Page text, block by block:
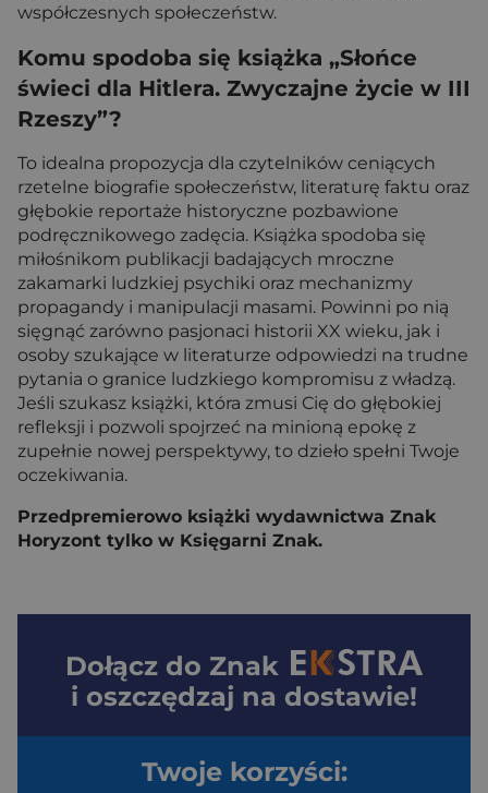
współczesnych społeczeństw.
Komu spodoba się książka „Słońce
świeci dla Hitlera. Zwyczajne życie w III
Rzeszy”?
To idealna propozycja dla czytelników ceniących
rzetelne biografie społeczeństw, literaturę faktu oraz
głębokie reportaże historyczne pozbawione
podręcznikowego zadęcia. Książka spodoba się
miłośnikom publikacji badających mroczne
zakamarki ludzkiej psychiki oraz mechanizmy
propagandy i manipulacji masami. Powinni po nią
sięgnąć zarówno pasjonaci historii XX wieku, jak i
osoby szukające w literaturze odpowiedzi na trudne
pytania o granice ludzkiego kompromisu z władzą.
Jeśli szukasz książki, która zmusi Cię do głębokiej
refleksji i pozwoli spojrzeć na minioną epokę z
zupełnie nowej perspektywy, to dzieło spełni Twoje
oczekiwania.
Przedpremierowo książki wydawnictwa Znak
Horyzont tylko w Księgarni Znak.
Dołącz do Znak
i oszczędzaj na dostawie!
Twoje korzyści: